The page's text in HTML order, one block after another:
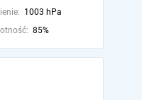
1003 hPa
85%